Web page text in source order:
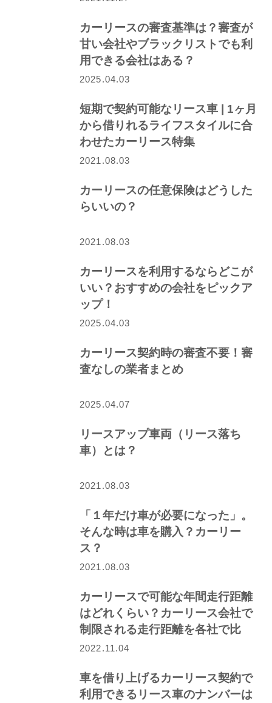
カーリースの審査基準は？審査が
甘い会社やブラックリストでも利
用できる会社はある？
2025.04.03
短期で契約可能なリース車 | 1ヶ月
から借りれるライフスタイルに合
わせたカーリース特集
2021.08.03
カーリースの任意保険はどうした
らいいの？
2021.08.03
カーリースを利用するならどこが
いい？おすすめの会社をピックア
ップ！
2025.04.03
カーリース契約時の審査不要！審
査なしの業者まとめ
2025.04.07
リースアップ車両（リース落ち
車）とは？
2021.08.03
「１年だけ車が必要になった」。
そんな時は車を購入？カーリー
ス？
2021.08.03
カーリースで可能な年間走行距離
はどれくらい？カーリース会社で
制限される走行距離を各社で比
較！
2022.11.04
車を借り上げるカーリース契約で
利用できるリース車のナンバーは